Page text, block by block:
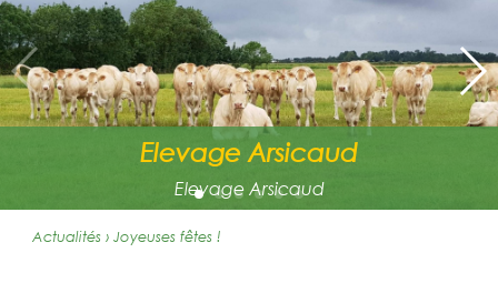
Elevage Arsicaud
Elevage Arsicaud
Actualités › Joyeuses fêtes !